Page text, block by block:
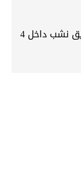
نفوق 4 رؤوس ماشية.. السيطرة على حريق نشب داخل 4